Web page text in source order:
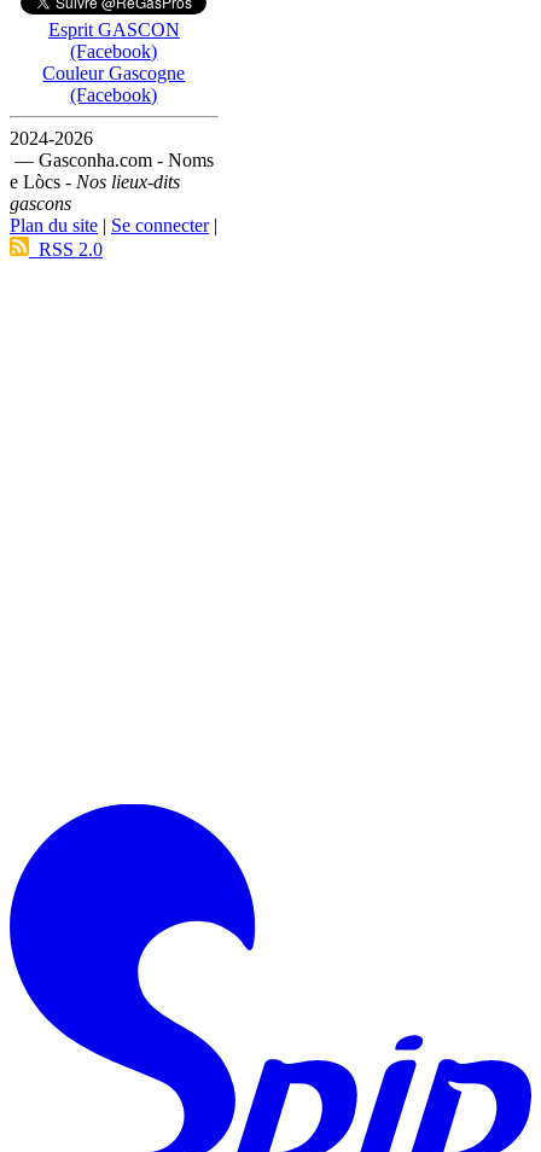
Esprit GASCON
(Facebook)
Couleur Gascogne
(Facebook)
2024-2026
— Gasconha.com - Noms
e Lòcs - Nos lieux-dits
gascons
Plan du site | Se connecter|
RSS 2.0